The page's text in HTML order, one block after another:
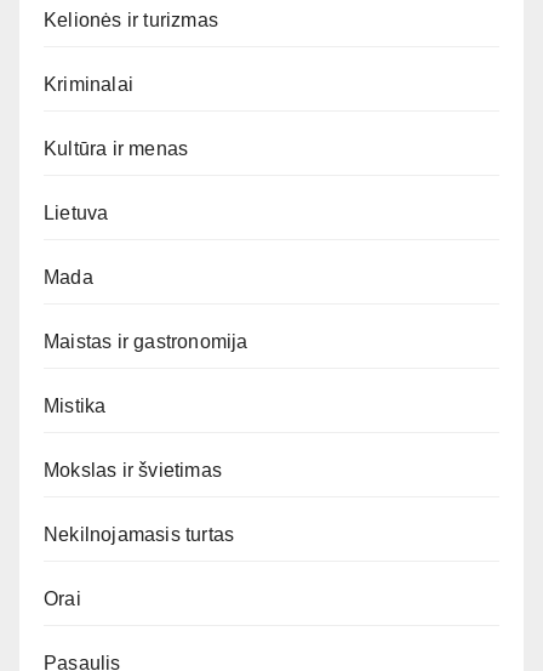
Kelionės ir turizmas
Kriminalai
Kultūra ir menas
Lietuva
Mada
Maistas ir gastronomija
Mistika
Mokslas ir švietimas
Nekilnojamasis turtas
Orai
Pasaulis